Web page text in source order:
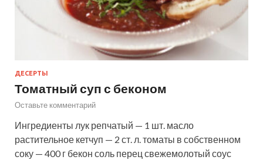
ДЕСЕРТЫ
Томатный суп с беконом
Оставьте комментарий
Ингредиенты лук репчатый — 1 шт. масло
растительное кетчуп — 2 ст. л. томаты в собственном
соку — 400 г бекон соль перец свежемолотый соус